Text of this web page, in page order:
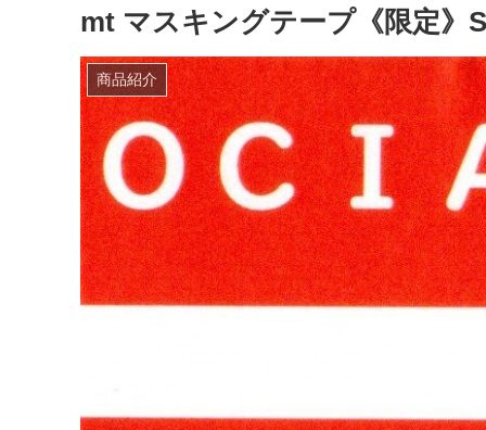
mt マスキングテープ《限定》
商品紹介